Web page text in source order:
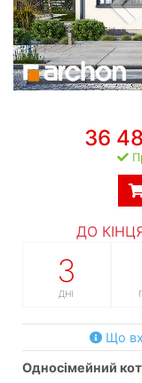
36
ДО
3
ДНІ
Що
односімейний котедж одноповерховий з житловою